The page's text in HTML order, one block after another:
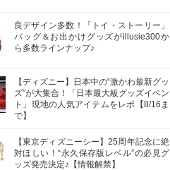
良デザイン多数！「トイ・ストーリー」
バッグ＆お出かけグッズがillusie300か
ら多数ラインナップ♪
【ディズニー】日本中の“激かわ最新グッ
ズ”が大集合！「日本最大級グッズイベン
ト」現地の人気アイテムをレポ【8/16ま
で】
【東京ディズニーシー】25周年記念に絶
対ほしい！“永久保存版レベル”の必見グ
ッズ発売決定♪【情報解禁】